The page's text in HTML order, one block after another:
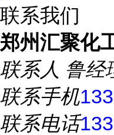
联系我们
郑州汇聚化
联系人 鲁经
联系手机
联系电话